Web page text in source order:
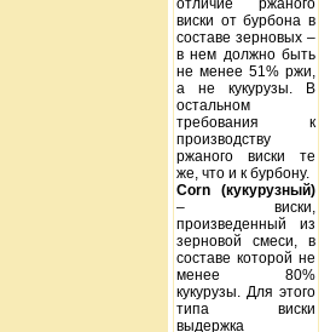
отличие ржаного
виски от бурбона в
составе зерновых –
в нем должно быть
не менее 51% ржи,
а не кукурузы. В
остальном
требования к
производству
ржаного виски те
же, что и к бурбону.
Corn (кукурузный)
– виски,
произведенный из
зерновой смеси, в
составе которой не
менее 80%
кукурузы. Для этого
типа виски
выдержка